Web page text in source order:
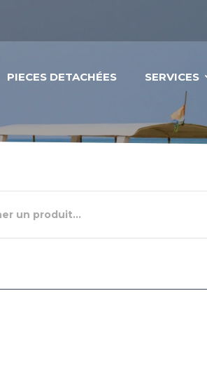
PIECES DETACHÉES SERVICES